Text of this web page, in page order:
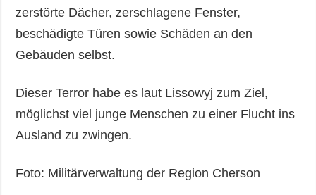
zerstörte Dächer, zerschlagene Fenster,
beschädigte Türen sowie Schäden an den
Gebäuden selbst.
Dieser Terror habe es laut Lissowyj zum Ziel,
möglichst viel junge Menschen zu einer Flucht ins
Ausland zu zwingen.
Foto: Militärverwaltung der Region Cherson